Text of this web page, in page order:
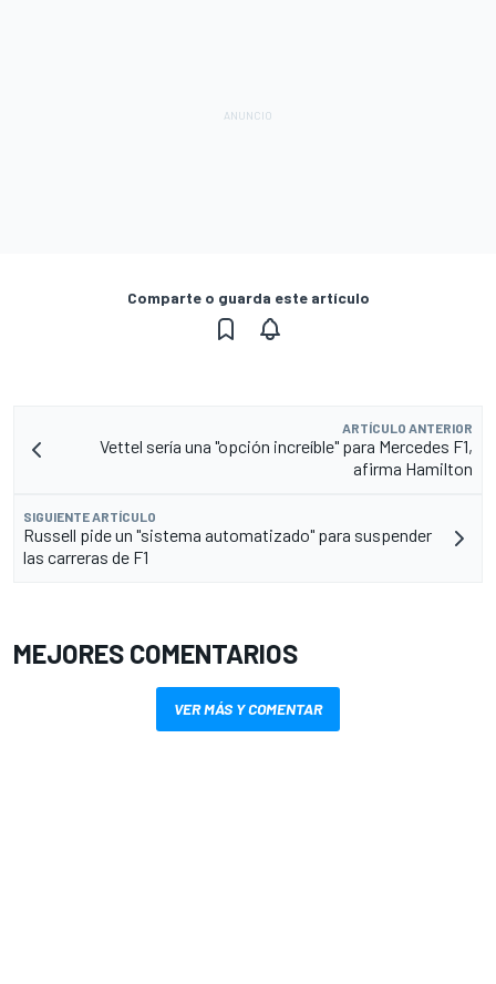
Comparte o guarda este artículo
ARTÍCULO ANTERIOR
Vettel sería una "opción increíble" para Mercedes F1,
afirma Hamilton
SIGUIENTE ARTÍCULO
Russell pide un "sistema automatizado" para suspender
las carreras de F1
MEJORES COMENTARIOS
VER MÁS Y COMENTAR